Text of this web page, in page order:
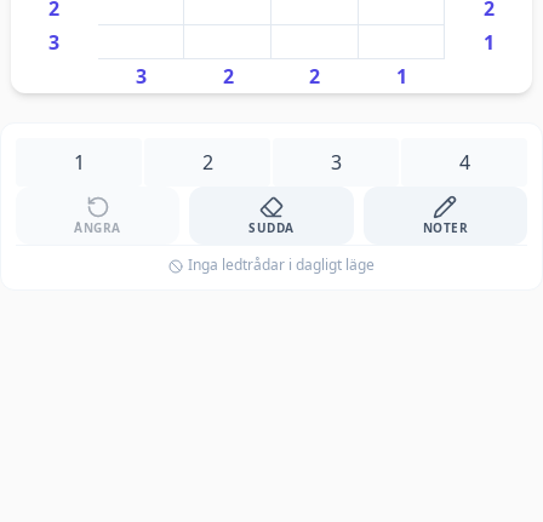
2
2
3
1
3
2 2 1
1 2 3 4
ÅNGRA SUDDA NOTER
Inga ledtrådar i dagligt läge